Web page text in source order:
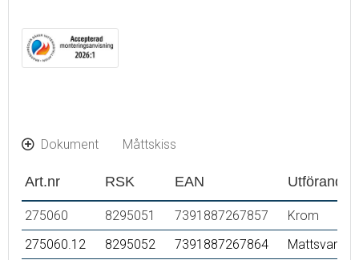
Dokument Måttskiss
Art.nr RSK EAN Utförande
275060 8295051 7391887267857
Krom
275060.12
8295052 7391887267864 Mattsvart